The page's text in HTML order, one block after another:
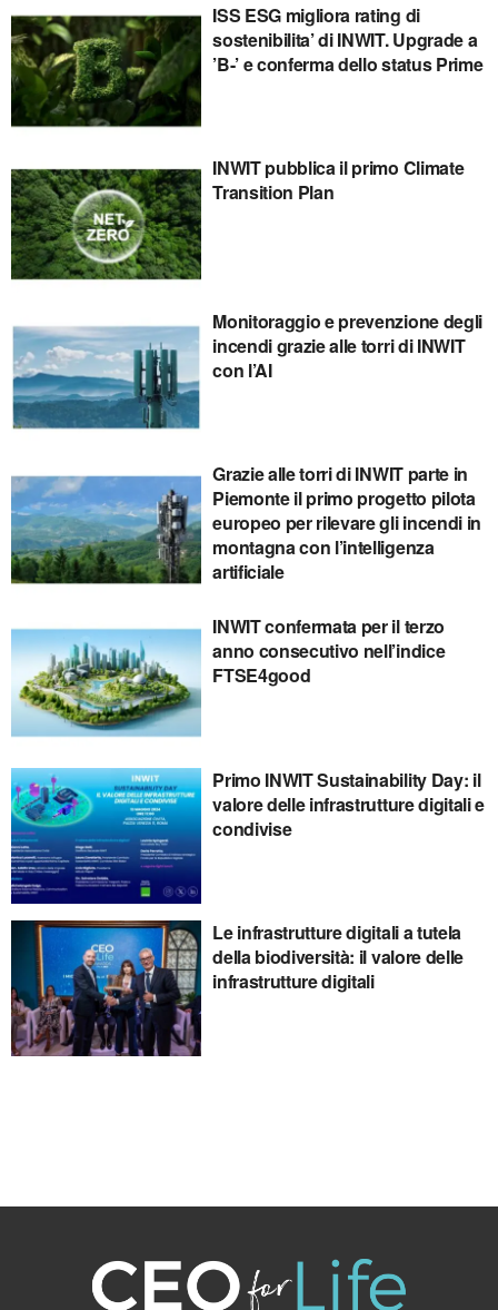
ISS ESG migliora rating di
sostenibilita’ di INWIT. Upgrade a
’B-’ e conferma dello status Prime
INWIT pubblica il primo Climate
Transition Plan
Monitoraggio e prevenzione degli
incendi grazie alle torri di INWIT
con l’AI
Grazie alle torri di INWIT parte in
Piemonte il primo progetto pilota
europeo per rilevare gli incendi in
montagna con l’intelligenza
artificiale
INWIT confermata per il terzo
anno consecutivo nell’indice
FTSE4good
Primo INWIT Sustainability Day: il
valore delle infrastrutture digitali e
condivise
Le infrastrutture digitali a tutela
della biodiversità: il valore delle
infrastrutture digitali